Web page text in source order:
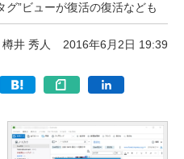
グ”ビューが復活の復活なども
樽井 秀人 2016年6月2日 19:39